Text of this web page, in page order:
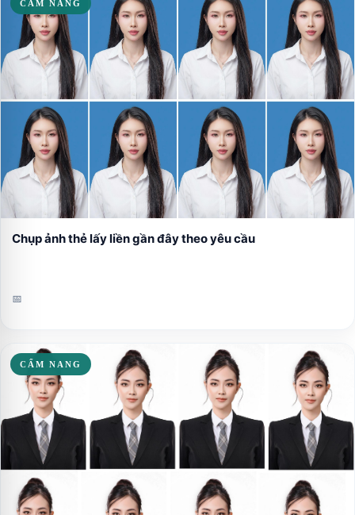
CẨM NANG
Chụp ảnh thẻ lấy liền gần đây theo yêu cầu
📅
CẨM NANG